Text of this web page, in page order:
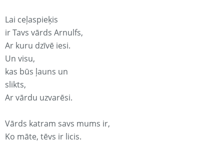
Lai ceļaspieķis
ir Tavs vārds Arnulfs,
Ar kuru dzīvē iesi.
Un visu,
kas būs ļauns un
slikts,
Ar vārdu uzvarēsi.
Vārds katram savs mums ir,
Ko māte, tēvs ir licis.